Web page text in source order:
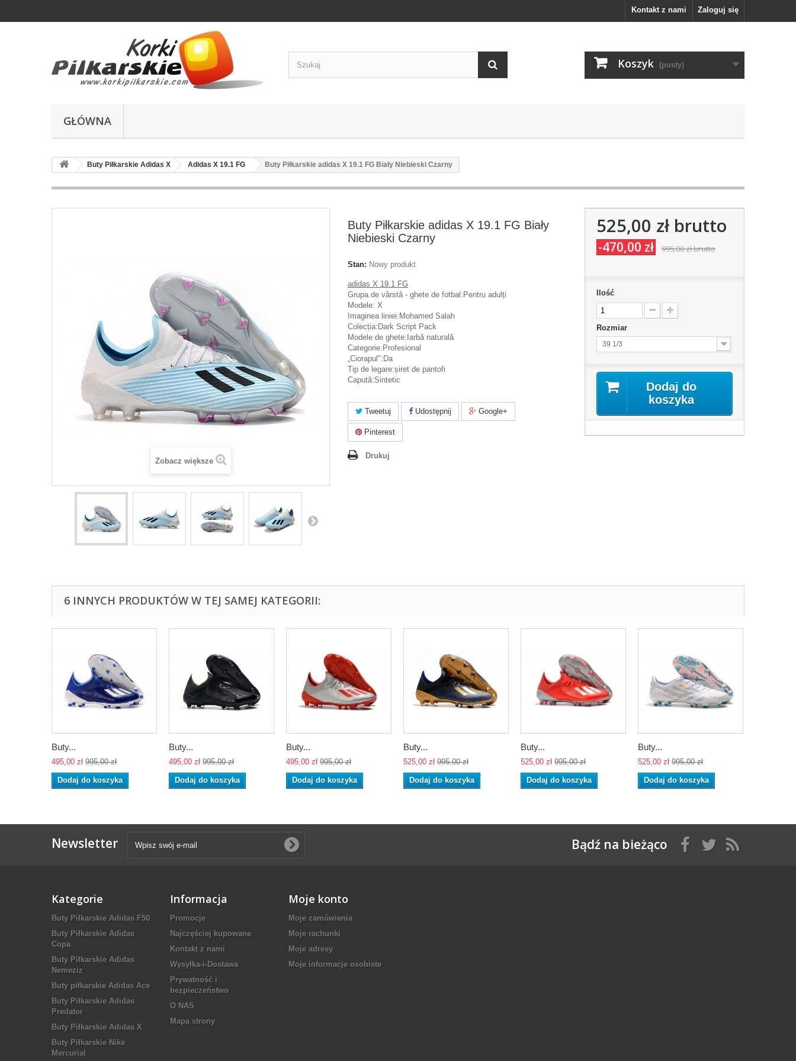
Zaloguj się
Kontakt z nami
Koszyk (pusty)
GŁÓWNA
Buty Piłkarskie Adidas X Adidas X 19.1 FG Buty Piłkarskie adidas X 19.1 FG Biały Niebieski Czarny
Zobacz większe
Buty Piłkarskie adidas X 19.1 FG Biały
Niebieski Czarny
Stan: Nowy produkt
adidas X 19.1 FG
Grupa de vârstă - ghete de fotbal:Pentru adulți
Modele: X
Imaginea liniei:Mohamed Salah
Colecția:Dark Script Pack
Modele de ghete:Iarbă naturală
Categorie:Profesional
„Ciorapul":Da
Tip de legare:șiret de pantofi
Capută:Sintetic
Tweetuj Udostępnij Google+
Pinterest
Drukuj
525,00 złbrutto
-470,00 zł 995,00 złbrutto
Ilość
Rozmiar
39 1/3
Dodaj do
koszyka
6 INNYCH PRODUKTÓW W TEJ SAMEJ KATEGORII:
Buty...
495,00 zł 995,00 zł
Dodaj do koszyka
Buty...
495,00 zł 995,00 zł
Dodaj do koszyka
Buty...
495,00 zł 995,00 zł
Dodaj do koszyka
Buty...
525,00 zł 995,00 zł
Dodaj do koszyka
Buty...
525,00 zł 995,00 zł
Dodaj do koszyka
Buty...
525,00 zł 995,00 zł
Dodaj do koszyka
Newsletter Bądź na bieżąco
Kategorie
Buty Piłkarskie Adidas F50
Buty Piłkarskie Adidas
Copa
Buty Piłkarskie Adidas
Nemeziz
Buty piłkarskie Adidas Ace
Buty Piłkarskie Adidas
Predator
Buty Piłkarskie Adidas X
Buty Piłkarskie Nike
Mercurial
Informacja
Promocje
Najczęściej kupowane
Kontakt z nami
Wysyłka-i-Dostawa
Prywatność i
bezpieczeństwo
O NAS
Mapa strony
Moje konto
Moje zamówienia
Moje rachunki
Moje adresy
Moje informacje osobiste